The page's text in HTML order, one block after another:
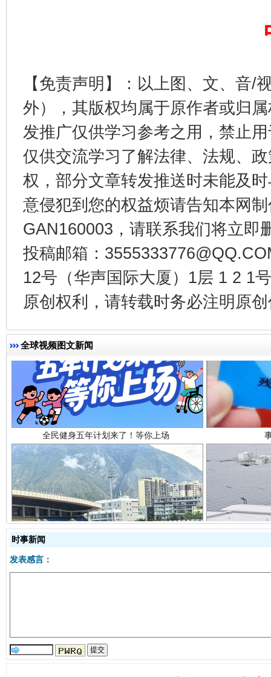
【免责声明】：以上图、文、音/
外），其版权均属于原作者或归
发推广仅供学习参考之用，禁止
仅供交流学习了解法律、法规、
权，部分文章转发推送时未能及
意侵犯到您的权益烦请告知本网
GAN160003，请联系我们将立即
投稿邮箱：
12号（华声国际大厦）1层 1 2 1
原创权利，请转载时务必注明原
全球视频图文新闻
受贿1.44亿！段成刚被判无期 从幼
全民健身五年计划来了！等你上场
阿坝州三大球赛在茂县开幕
规模
时事新闻
发表感言：